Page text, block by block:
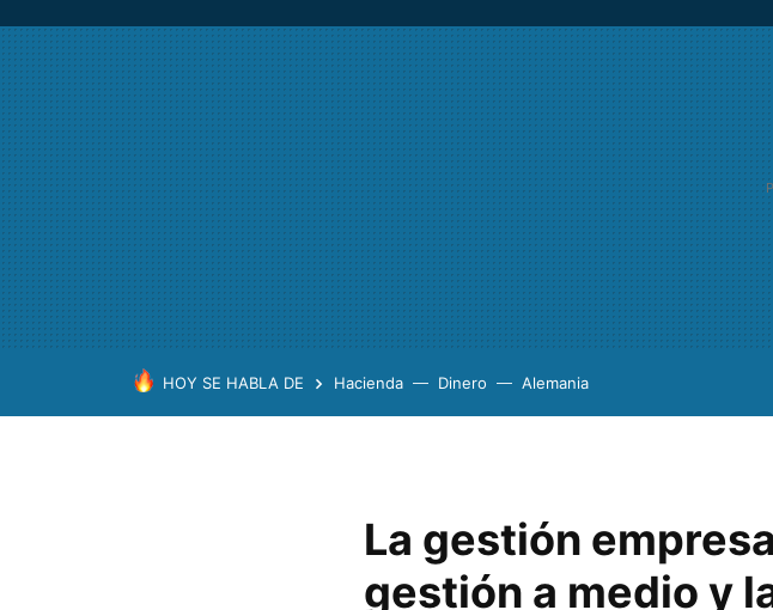
HOY SE HABLA DE Hacienda Dinero Alemania
La gestión
gestión a medio y